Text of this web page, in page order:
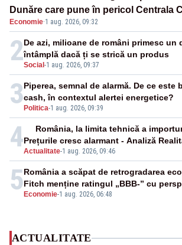
Dunăre care pune în pericol Centrala
cunoscută de pe vremea lui Ceaușescu
Economie·1 aug. 2026, 09:32
2Social -1 aug. 2026, 09:37
De azi, milioane de români primesc un
întâmplă dacă ți se strică un produs
3 Politica-1 aug. 2026, 09:39
Piperea, semnal de alarmă. De ce este
cash, în contextul alertei energetice?
4Actualitate-1 aug. 2026, 09:46
România, la limita tehnică a
Prețurile cresc alarmant - Analiză
5 Economie-1 aug. 2026, 06:48
România a scăpat de retrogradarea
Fitch menține ratingul „BBB-” cu
ACTUALITATE